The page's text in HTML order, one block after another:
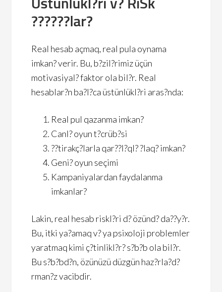
??????lar?
Real hesab açmaq, real pula oynama
imkan? verir. Bu, b?zil?rimiz üçün
motivasiyal? faktor ola bil?r. Real
hesablar?n ba?l?ca üstünlükl?ri aras?nda:
Real pul qazanma imkan?
Canl? oyun t?crüb?si
??tirakç?larla qar??l?ql? ?laq? imkan?
Geni? oyun seçimi
Kampaniyalardan faydalanma
imkanlar?
Lakin, real hesab riskl?ri d? özünd? da??y?r.
Bu, itki ya?amaq v? ya psixoloji problemler
yaratmaq kimi ç?tinlikl?r? s?b?b ola bil?r.
Bu s?b?bd?n, özünüzü düzgün haz?rla?d?
rman?z vacibdir.